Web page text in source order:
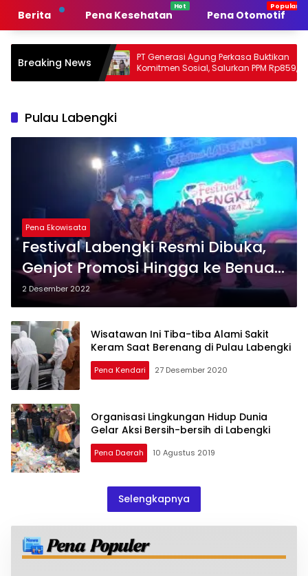
Berita Pena Kesehatan Pena Otomotif
Breaking NewsPT Generasi Agung Perkasa Buktikan
Komitmen Sosial, Salurkan PPM Rp859,4
Juta untuk Masyarakat Lingkar
Pulau Labengki
Pena Ekowisata
Festival Labengki Resmi Dibuka,
Genjot Promosi Hingga ke Benua
Biru
2 Desember 2022
Wisatawan Ini Tiba-tiba Alami Sakit
Keram Saat Berenang di Pulau Labengki
Pena Kendari 27 Desember 2020
Organisasi Lingkungan Hidup Dunia
Gelar Aksi Bersih-bersih di Labengki
Pena Daerah 10 Agustus 2019
Selengkapnya